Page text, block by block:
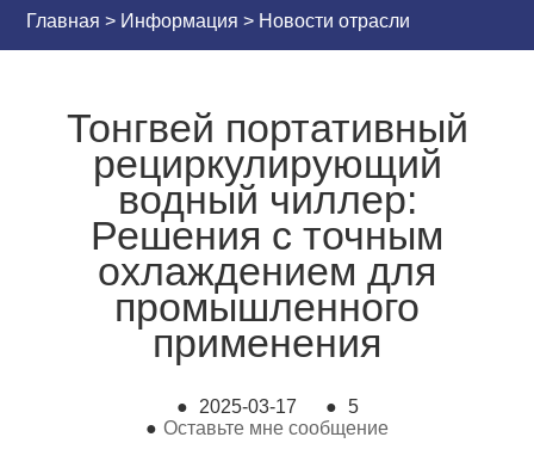
Главная > Информация > Новости отрасли
Тонгвей портативный
рециркулирующий
водный чиллер:
Решения с точным
охлаждением для
промышленного
применения
● 2025-03-17 ● 5
● Оставьте мне сообщение